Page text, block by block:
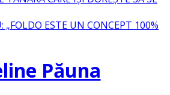
„FOLDO ESTE UN CONCEPT 100%
Păuna